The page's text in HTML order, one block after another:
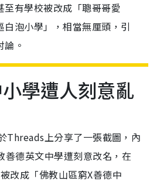
至有學校被改成「聰哥哥愛
泡小學」，相當無厘頭，引
。
學遭人刻意亂
Threads上分享了一張截圖，內
善德英文中學遭刻意改名，在
改成「佛教山區窮X善德中